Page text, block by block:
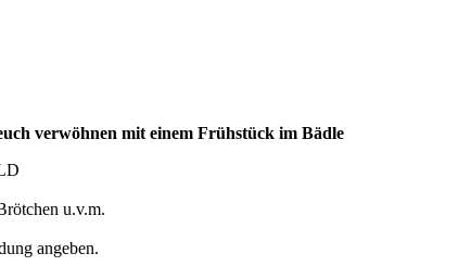
verwöhnen mit einem Frühstück im Bädle
u.v.m.
angeben.